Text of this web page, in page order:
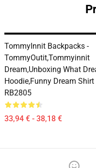
TommyInnit Backpacks -
TommyOutit,Tommyinnit
Dream,Unboxing What
Hoodie,funny Dream
RB2805
33,94 € - 38,18 €